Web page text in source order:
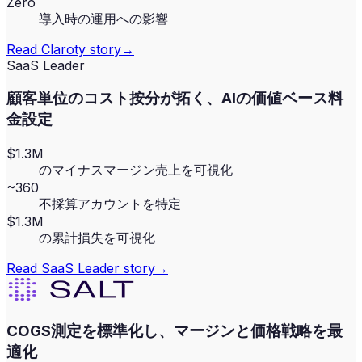
導入時の運用への影響
Read Claroty story→
SaaS Leader
顧客単位のコスト按分が拓く、AIの価値ベース料
金設定
$1.3M
のマイナスマージン売上を可視化
~360
不採算アカウントを特定
$1.3M
の累計損失を可視化
Read SaaS Leader story→
COGS測定を標準化し、マージンと価格戦略を最
適化